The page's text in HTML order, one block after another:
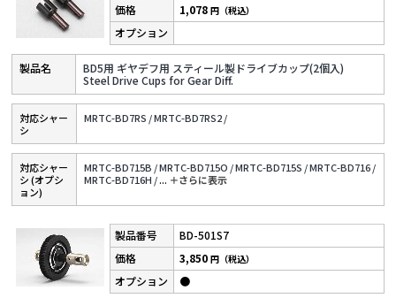
BD5用 ギヤデフ用 スティール製ドライブカップ(2個入)
Steel Drive Cups for Gear Diff.
1,078円（税込）
対応シャー
シ
MRTC-BD7RS /MRTC-BD7RS2 /
対応シャー
シ (オプシ
ョン)
MRTC-BD715B /MRTC-BD715O /MRTC-BD715S /MRTC-BD716 /
MRTC-BD716H /... ＋さらに表⽰
BD-501S7
3,850円（税込）
●